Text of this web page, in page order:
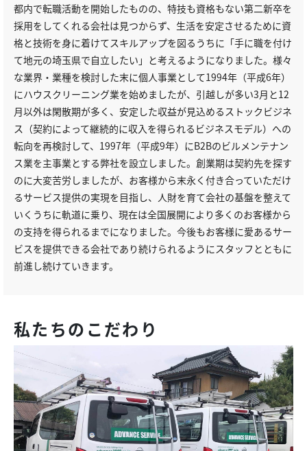
都内で転職活動を開始したものの、特技も資格もない第二新卒を
採用をしてくれる会社は見つからず、生活を安定させるために資
格と技術を身に着けてスキルアップを図るうちに「手に職を付け
て地元の埼玉県で自立したい」と考えるようになりました。様々
な業界・業種を検討した末に個人事業として1994年（平成6年）
にハウスクリーニング業を始めましたが、引越しが多い3月と12
月以外は閑散期が多く、安定した収益が見込めるストックビジネ
ス（契約によって継続的に収入を得られるビジネスモデル）への
転向を再検討して、1997年（平成9年）にB2Bのビルメンテナン
ス業を主事業とする弊社を設立しました。創業期は契約先を探す
のに大変苦労しましたが、お客様から末永く付き合っていただけ
るサービス提供の実現を目指し、人財を育て会社の基盤を整えて
いくうちに軌道に乗り、現在は全国展開により多くのお客様から
の支持を得られるまでになりました。今後もお客様に愛あるサー
ビスを提供できる会社であり続けられるようにスタッフとともに
前進し続けていきます。
私たちのこだわり